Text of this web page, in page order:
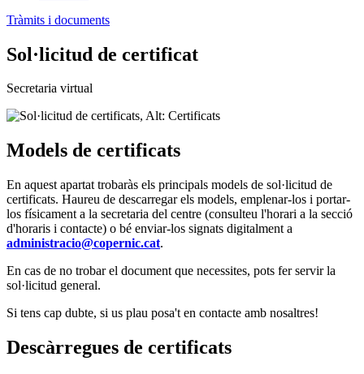
Tràmits i documents
Sol·licitud de certificat
Secretaria virtual
Models de certificats
En aquest apartat trobaràs els principals models de sol·licitud de
certificats. Haureu de descarregar els models, emplenar-los i portar-
los físicament a la secretaria del centre (consulteu l'horari a la secció
d'horaris i contacte) o bé enviar-los signats digitalment a
administracio@copernic.cat.
En cas de no trobar el document que necessites, pots fer servir la
sol·licitud general.
Si tens cap dubte, si us plau posa't en contacte amb nosaltres!
Descàrregues de certificats